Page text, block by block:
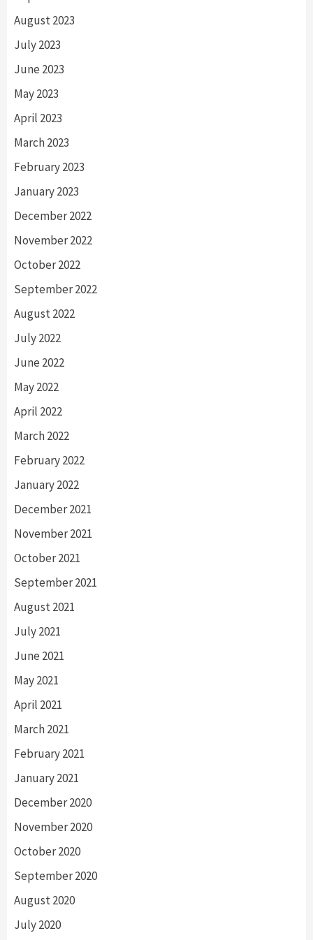
August 2023
July 2023
June 2023
May 2023
April 2023
March 2023
February 2023
January 2023
December 2022
November 2022
October 2022
September 2022
August 2022
July 2022
June 2022
May 2022
April 2022
March 2022
February 2022
January 2022
December 2021
November 2021
October 2021
September 2021
August 2021
July 2021
June 2021
May 2021
April 2021
March 2021
February 2021
January 2021
December 2020
November 2020
October 2020
September 2020
August 2020
July 2020